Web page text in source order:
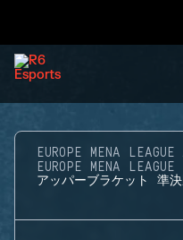
EUROPE MENA LEAGUE
EUROPE MENA
アッパーブラケット 準